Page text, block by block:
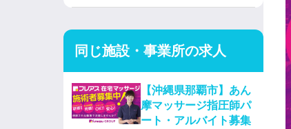
同じ施設・事業所の求人
【沖縄県那覇市】あん
摩マッサージ指圧師パ
ート・アルバイト募集